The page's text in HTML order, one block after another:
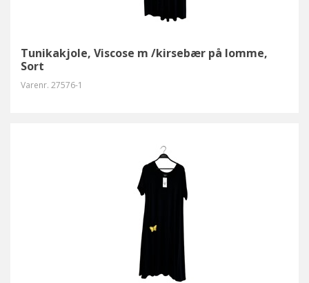
Tunikakjole, Viscose m /kirsebær på lomme,
Sort
Varenr. 27576-1